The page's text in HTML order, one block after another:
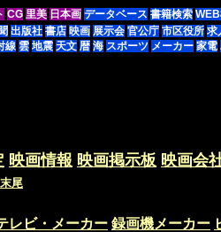
CG 里美 日本画 データベース 書籍検索
出版社 書店 映画 展示会 官公庁 市区役所 求
線 雲 地震 天文 暦 海 スポーツ メーカー 家電
映画情報 映画掲示板 映画会
尾
レビ・メーカー 録画機メーカー